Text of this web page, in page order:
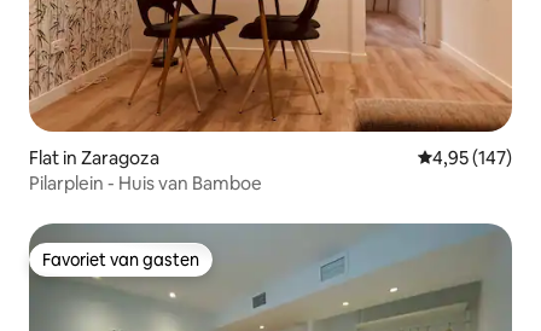
Flat in Zaragoza Gemiddelde
4,95 (147)
Pilarplein - Huis van Bamboe
Favoriet van gasten
Favoriet van gasten